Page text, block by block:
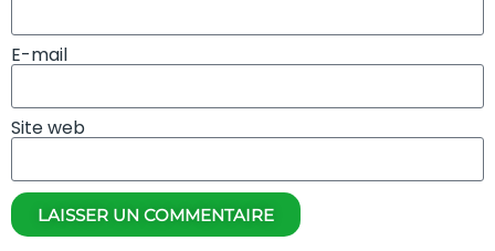
E-mail
Site web
LAISSER UN COMMENTAIRE